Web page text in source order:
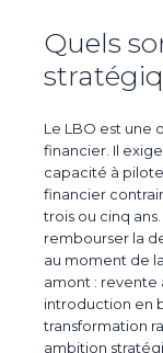
Quels
Le LBO est une
financier . Il
capacité à
financier
trois ou cinq
rembourser la
au moment de
amont : revente
introduction en
transformation
ambition